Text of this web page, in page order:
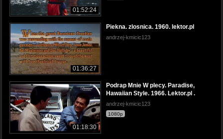
01:52:24
01:36:27
Piekna. zlosnica. 1960. lektor.pl
andrzej-kmicic123
01:18:30
Podrap Mnie W plecy. Paradise,
Hawaiian Style. 1966. Lektor.pl .
andrzej-kmicic123
1080p